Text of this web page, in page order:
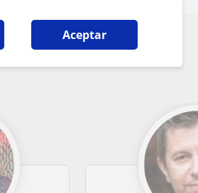
Aceptar